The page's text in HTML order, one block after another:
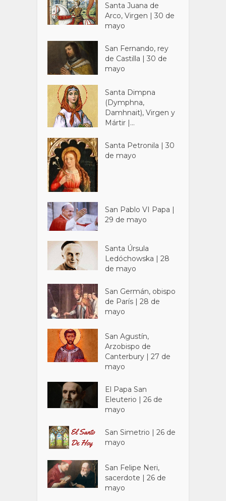
Santa Juana de
Arco, Virgen | 30 de
mayo
San Fernando, rey
de Castilla | 30 de
mayo
Santa Dimpna
(Dymphna,
Damhnait), Virgen y
Mártir |...
Santa Petronila | 30
de mayo
San Pablo VI Papa |
29 de mayo
Santa Úrsula
Ledóchowska | 28
de mayo
San Germán, obispo
de París | 28 de
mayo
San Agustín,
Arzobispo de
Canterbury | 27 de
mayo
El Papa San
Eleuterio | 26 de
mayo
San Simetrio | 26 de
mayo
San Felipe Neri,
sacerdote | 26 de
mayo